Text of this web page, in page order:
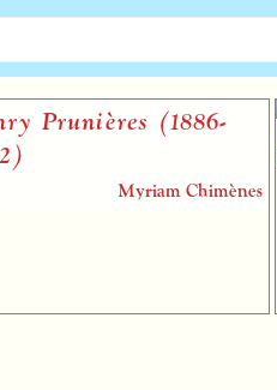
(1886-
Myriam Chimènes